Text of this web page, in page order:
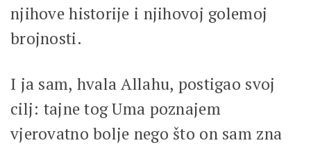
njihove historije i njihovoj golemoj
brojnosti.
I ja sam, hvala Allahu, postigao svoj
cilj: tajne tog Uma poznajem
vjerovatno bolje nego što on sam zna